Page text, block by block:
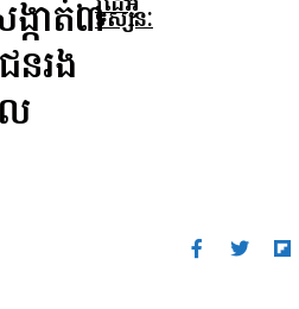
ទស្សនៈ
កាត់៣
នរង